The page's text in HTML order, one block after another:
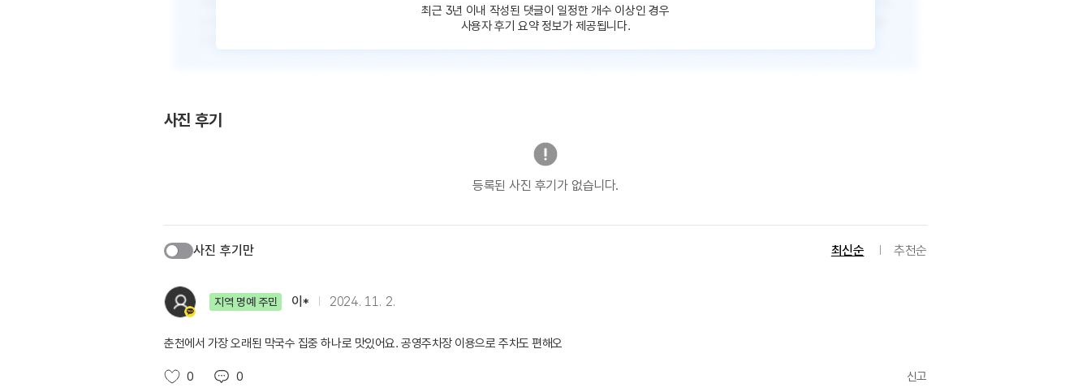
최근 3년 이내 작성된 댓글이 일정한 개수 이상인 경우
사용자 후기 요약 정보가 제공됩니다.
사진 후기
등록된 사진 후기가 없습니다.
사진 후기만 최신순 추천순
지역 명예 주민 이* 2024. 11. 2.
춘천에서 가장 오래된 막국수 집중 하나로 맛있어요. 공영주차장 이용으로 주차도 편해오
0 0 신고